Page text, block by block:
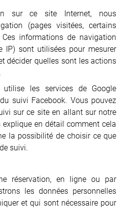
sur ce site Internet, nous
(pages visitées, certains
informations de navigation
IP) sont utilisées pour mesurer
décider quelles sont les actions
les services de Google
suivi Facebook. Vous pouvez
sur ce site en allant sur notre
explique en détail comment cela
la possibilité de choisir ce que
suivi.
réservation, en ligne ou par
les données personnelles
et qui sont nécessaire pour